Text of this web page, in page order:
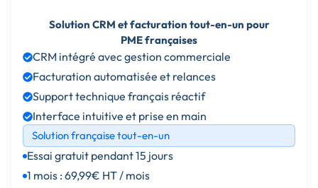
Solution CRM et facturation tout-en-un pour
PME françaises
CRM intégré avec gestion commerciale
Facturation automatisée et relances
Support technique français réactif
Interface intuitive et prise en main
Solution française tout-en-un
Essai gratuit pendant 15 jours
1 mois : 69,99€ HT / mois